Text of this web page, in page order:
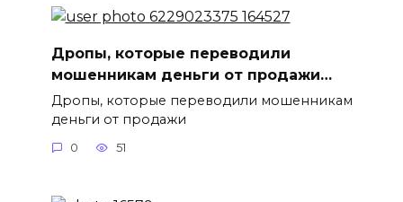
Дропы, которые переводили
мошенникам деньги от продажи…
Дропы, которые переводили мошенникам
деньги от продажи
0 51